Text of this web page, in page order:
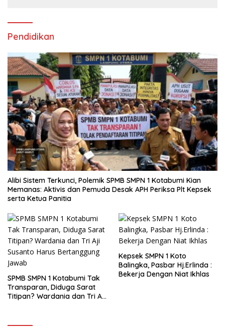
Pendidikan
Alibi Sistem Terkunci, Polemik SPMB SMPN 1 Kotabumi Kian
Memanas: Aktivis dan Pemuda Desak APH Periksa Plt Kepsek
serta Ketua Panitia
SPMB SMPN 1 Kotabumi Tak
Transparan, Diduga Sarat
Titipan? Wardania dan Tri Aji
Kepsek SMPN 1 Koto
Balingka, Pasbar Hj.Erlinda :
Bekerja Dengan Niat Ikhlas